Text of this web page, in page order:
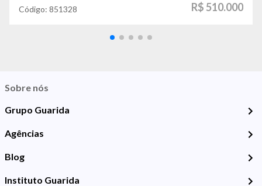
Código: 851328 R$ 510.000
Sobre nós
Grupo Guarida
Agências
Blog
Instituto Guarida